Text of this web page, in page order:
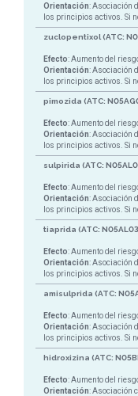
Orientación: Asociación
los principios activos. Si
zuclopentixol (ATC:
Efecto: Aumento del
Orientación: Asociación
los principios activos. Si
pimozida (ATC:
Efecto: Aumento del
Orientación: Asociación
los principios activos. Si
sulpirida (ATC:
Efecto: Aumento del
Orientación: Asociación
los principios activos. Si
tiaprida (ATC:
Efecto: Aumento del
Orientación: Asociación
los principios activos. Si
amisulprida (ATC:
Efecto: Aumento del
Orientación: Asociación
los principios activos. Si
hidroxizina (ATC:
Efecto: Aumento del
Orientación: Asociación